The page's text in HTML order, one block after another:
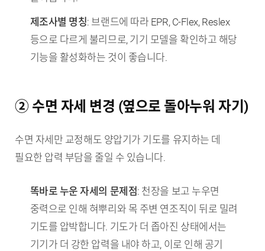
제조사별 명칭: 브랜드에 따라 EPR, C-Flex, Reslex
등으로 다르게 불리므로, 기기 모델을 확인하고 해당
기능을 활성화하는 것이 좋습니다.
② 수면 자세 변경 (옆으로 돌아누워 자기)
수면 자세만 교정해도 양압기가 기도를 유지하는 데
필요한 압력 부담을 줄일 수 있습니다.
똑바로 누운 자세의 문제점: 천장을 보고 누우면
중력으로 인해 혀뿌리와 목 주변 연조직이 뒤로 밀려
기도를 압박합니다. 기도가 더 좁아진 상태에서는
기기가 더 강한 압력을 내야 하고, 이로 인해 공기